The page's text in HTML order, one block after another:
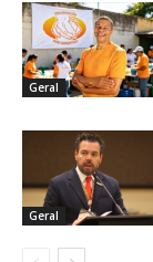
Geral
Geral